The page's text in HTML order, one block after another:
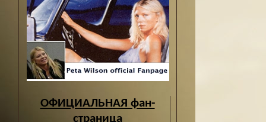
ОФИЦИАЛЬНАЯ фан-
страница